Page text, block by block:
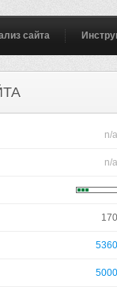
сайта
n/a
n/a
170
5360
5000